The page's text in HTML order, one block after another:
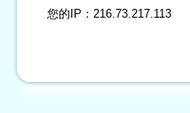
您的IP： 216.73.217.113